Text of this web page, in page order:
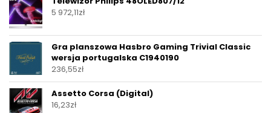
5 972,11zł
Gra planszowa Hasbro Gaming Trivial Classic
wersja portugalska C1940190
236,55zł
Assetto Corsa (Digital)
16,23zł